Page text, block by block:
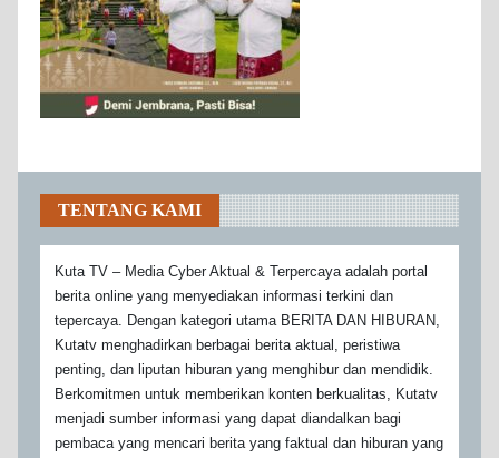
TENTANG KAMI
Kuta TV – Media Cyber Aktual & Terpercaya adalah portal
berita online yang menyediakan informasi terkini dan
tepercaya. Dengan kategori utama BERITA DAN HIBURAN,
Kutatv menghadirkan berbagai berita aktual, peristiwa
penting, dan liputan hiburan yang menghibur dan mendidik.
Berkomitmen untuk memberikan konten berkualitas, Kutatv
menjadi sumber informasi yang dapat diandalkan bagi
pembaca yang mencari berita yang faktual dan hiburan yang